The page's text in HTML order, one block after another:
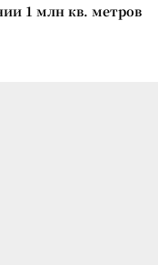
1 млн кв. метров